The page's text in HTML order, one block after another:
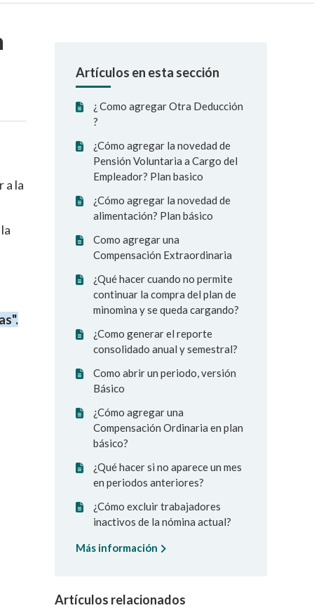
Artículos en esta sección
¿ Como agregar Otra Deducción
?
¿Cómo agregar la novedad de
Pensión Voluntaria a Cargo del
Empleador? Plan basico
¿Cómo agregar la novedad de
alimentación? Plan básico
Como agregar una
Compensación Extraordinaria
¿Qué hacer cuando no permite
continuar la compra del plan de
minomina y se queda cargando?
¿Como generar el reporte
consolidado anual y semestral?
Como abrir un periodo, versión
Básico
¿Cómo agregar una
Compensación Ordinaria en plan
básico?
¿Qué hacer si no aparece un mes
en periodos anteriores?
¿Cómo excluir trabajadores
inactivos de la nómina actual?
Más información
Artículos relacionados
a la